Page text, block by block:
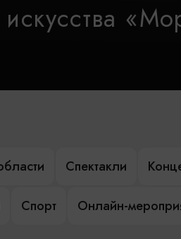
Спектакли
Спорт Онлайн-